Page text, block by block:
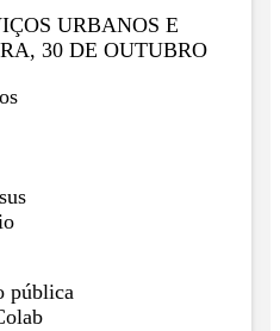
URBANOS E
30 DE OUTUBRO
pública